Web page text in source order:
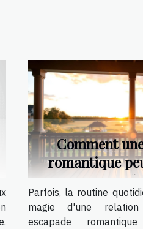
Comment
romantique
votre
Parfois, la routine
magie d'une relation
escapade